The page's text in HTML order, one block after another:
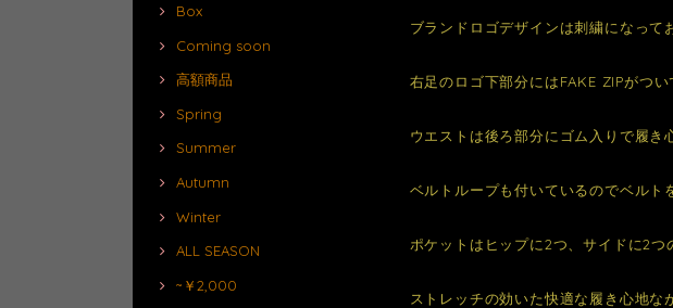
Box
Coming soon
高額商品
Spring
Summer
Autumn
Winter
ALL SEASON
~￥2,000
ブランドロゴデザインは刺繍になっ
右足のロゴ下部分にはFAKE ZIPがつい
ウエストは後ろ部分にゴム入りで履き
ベルトループも付いているのでベルト
ポケットはヒップに2つ、サイドに2
ストレッチの効いた快適な履き心地